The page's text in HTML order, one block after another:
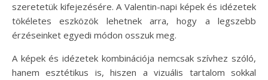
szeretetük kifejezésére. A Valentin-napi képek és idézetek
tökéletes eszközök lehetnek arra, hogy a legszebb
érzéseinket egyedi módon osszuk meg.
A képek és idézetek kombinációja nemcsak szívhez szóló,
hanem esztétikus is, hiszen a vizuális tartalom sokkal